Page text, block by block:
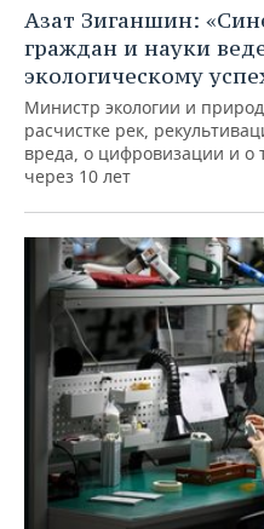
Азат Зиганшин:
граждан и науки
экологическому
Министр экологии и
расчистке рек,
вреда, о цифровизации и о
через 10 лет